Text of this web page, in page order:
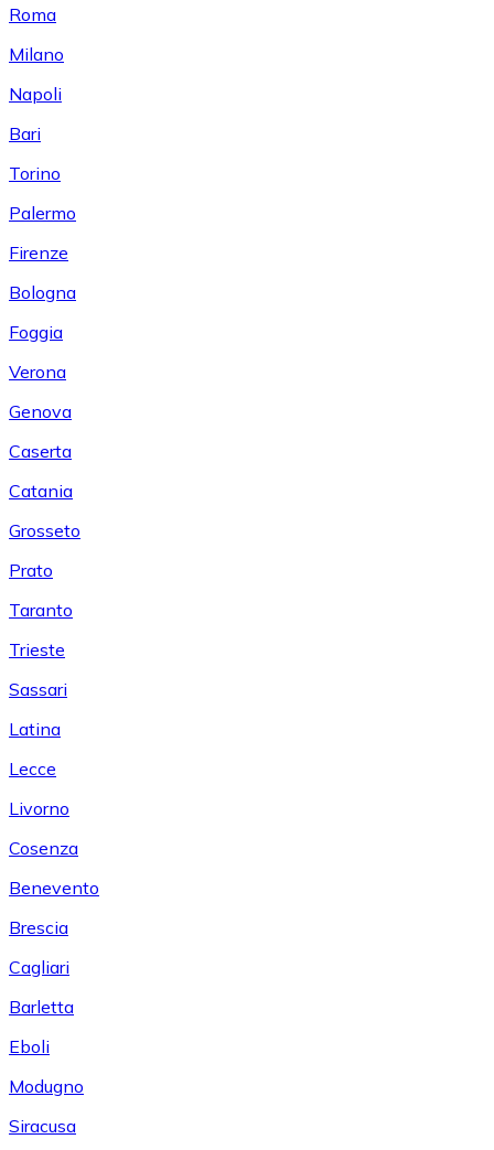
Roma
Milano
Napoli
Bari
Torino
Palermo
Firenze
Bologna
Foggia
Verona
Genova
Caserta
Catania
Grosseto
Prato
Taranto
Trieste
Sassari
Latina
Lecce
Livorno
Cosenza
Benevento
Brescia
Cagliari
Barletta
Eboli
Modugno
Siracusa